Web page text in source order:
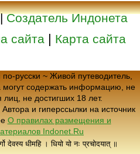
Создатель Индонета
сайта | Карта сайта
русски ~ Живой путеводитель,
содержать информацию, не
не достигших 18 лет.
и гиперссылки на источник
О правилах размещения и
Indonet.Ru
देवस्य धीमहि । धियो यो नः प्रचोदयात् ॥